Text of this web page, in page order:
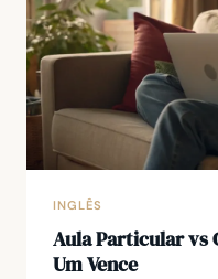
INGLÊS
Aula Particular vs
Um Vence